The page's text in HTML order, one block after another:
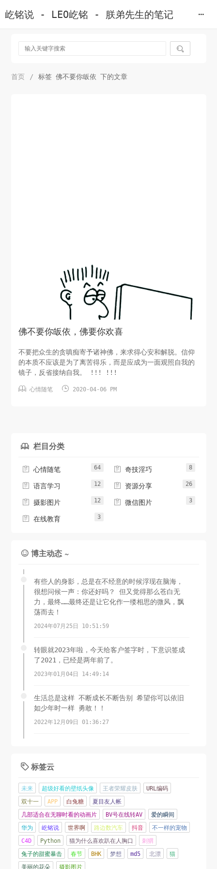
屹铭说 - LEO屹铭 - 朕弟先生的笔记

首页 / 标签 佛不要你皈依 下的文章
佛不要你皈依，佛要你欢喜
不要把众生的贪嗔痴寄予诸神佛，来求得心安和解脱。信仰
的本质不应该是为了离苦得乐，而是应成为一面观照自我的
镜子，反省接纳自我。 !!! !!!
 心情随笔  2020-04-06 PM
 栏目分类
 心情随笔 64  奇技淫巧 8
 语言学习 12  资源分享 26
 摄影图片 12  微信图片 3
 在线教育 3
 博主动态 ~
有些人的身影，总是在不经意的时候浮现在脑海，
很想问候一声：你还好吗？ 但又觉得那么苍白无
力，最终……最终还是让它化作一缕相思的微风，飘
荡而去！
2024年07月25日 10:51:59
转眼就2023年啦，今天给客户签字时，下意识签成
了2021，已经是两年前了。
2023年01月04日 14:49:14
生活总是这样 不断成长不断告别 希望你可以依旧
如少年时一样 勇敢！！
2022年12月09日 01:36:27
对啊，太难啦
2022年01月08日 21:44:15
2021过得不是很容易
2022年01月08日 19:55:10
人嘛，总要做点什么，定一个目标，年前读一本
 标签云
未来 超级好看的壁纸头像 王者荣耀皮肤
URL编码
双十一
APP 白兔糖
夏目友人帐
几部适合在无聊时看的动画片
BV号在线转AV
爱的瞬间
华为
屹铭说 世界啊 路边数汽车 抖音
不一样的宠物
C4D
Python 猫为什么喜欢趴在人胸口
刺猬
兔子的甜蜜暴击
春节 BHK 梦想 md5 北漂
猫
美丽的花朵
摄影图片